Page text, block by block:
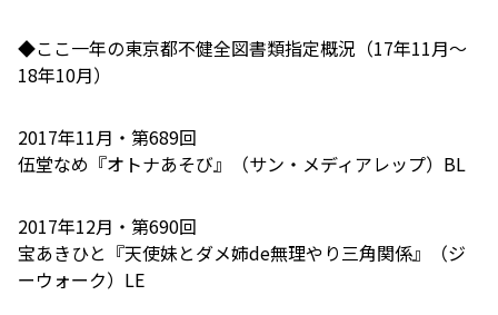
◆ここ一年の東京都不健全図書類指定概況（17年11月～
18年10月）
2017年11月・第689回
伍堂なめ『オトナあそび』（サン・メディアレップ）BL
2017年12月・第690回
宝あきひと『天使妹とダメ姉de無理やり三角関係』（ジ
ーウォーク）LE